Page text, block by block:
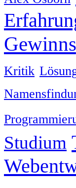
Kritik
Studium